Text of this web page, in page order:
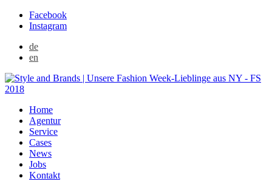
Facebook
Instagram
de
en
Home
Agentur
Service
Cases
News
Jobs
Kontakt